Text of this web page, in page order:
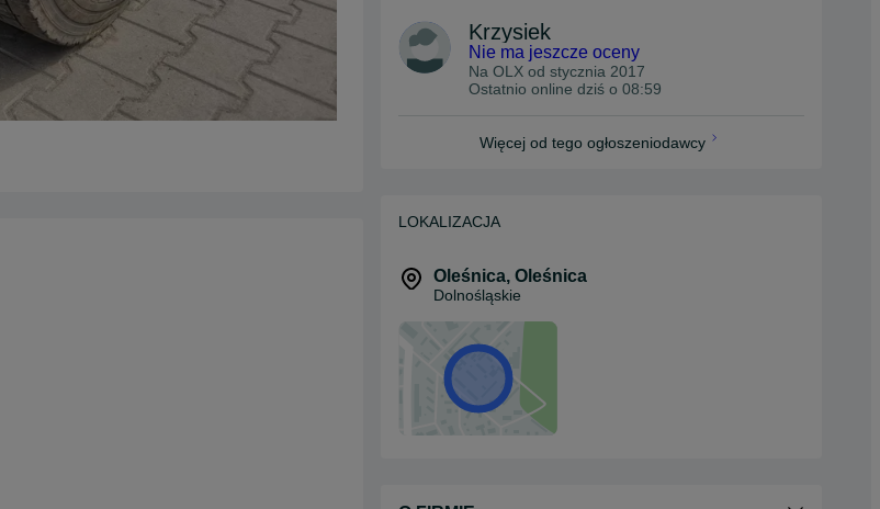
Krzysiek
Nie ma jeszcze oceny
Na OLX od stycznia 2017
Ostatnio online dziś o 08:59
Więcej od tego ogłoszeniodawcy
LOKALIZACJA
Oleśnica, Oleśnica
Dolnośląskie